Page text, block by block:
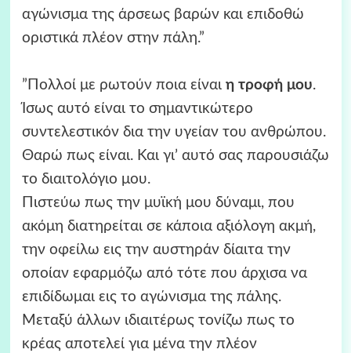
αγώνισμα της άρσεως βαρών και επιδοθώ
οριστικά πλέον στην πάλη.”
”Πολλοί με ρωτούν ποια είναι η τροφή μου.
Ίσως αυτό είναι το σημαντικώτερο
συντελεστικόν δια την υγείαν του ανθρώπου.
Θαρώ πως είναι. Και γι’ αυτό σας παρουσιάζω
το διαιτολόγιο μου.
Πιστεύω πως την μυϊκή μου δύναμι, που
ακόμη διατηρείται σε κάποια αξιόλογη ακμή,
την οφείλω εις την αυστηράν δίαιτα την
οποίαν εφαρμόζω από τότε που άρχισα να
επιδίδωμαι εις το αγώνισμα της πάλης.
Μεταξύ άλλων ιδιαιτέρως τονίζω πως το
κρέας αποτελεί για μένα την πλέον